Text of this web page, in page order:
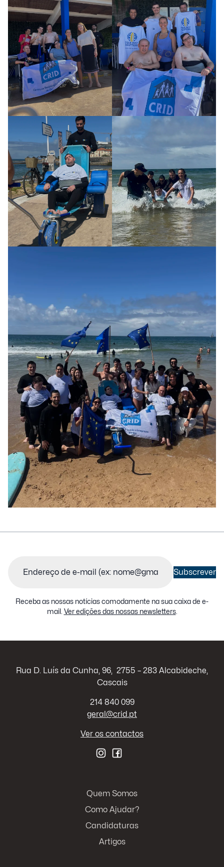
Subscrever
Receba as nossas notícias comodamente na sua caixa de e-
mail. Ver edições das nossas newsletters.
Rua D. Luís da Cunha, 96, 2755 – 283 Alcabideche,
Cascais
214 840 099
geral@crid.pt
Ver os contactos
Quem Somos
Como Ajudar?
Candidaturas
Artigos